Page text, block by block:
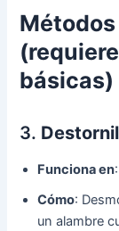
básicas)
3.
Funciona en
Cómo:
un alambre